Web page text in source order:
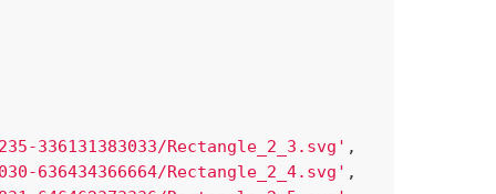
Rectangle_2_3.svg' ,
Rectangle_2_4.svg' ,